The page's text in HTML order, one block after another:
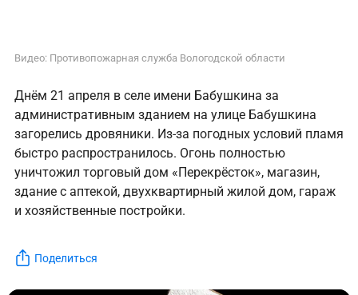
Видео: Противопожарная служба Вологодской области
Днём 21 апреля в селе имени Бабушкина за
административным зданием на улице Бабушкина
загорелись дровяники. Из-за погодных условий пламя
быстро распространилось. Огонь полностью
уничтожил торговый дом «Перекрёсток», магазин,
здание с аптекой, двухквартирный жилой дом, гараж
и хозяйственные постройки.
Поделиться